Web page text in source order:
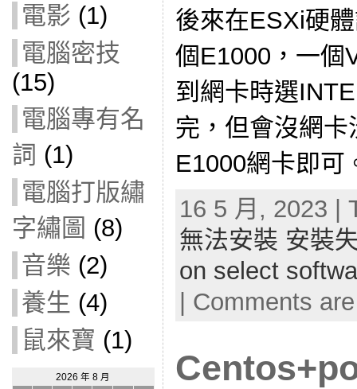
電影 (1)
電腦密技
(15)
電腦專有名
詞 (1)
電腦打版繡
字繡圖 (8)
音樂 (2)
養生 (4)
鼠來寶 (1)
2026 年 8 月
後來在ESXi硬
個E1000，一個
到網卡時選
完，但會沒網
E1000網卡即可
16 5 月, 2023 |
無法安裝 安裝
on select
Comments